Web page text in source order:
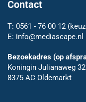
Contact
T: 0561 - 76 00 12
E: info@mediascape.nl
Bezoekadres (op
Koningin Julianaweg 32
8375 AC Oldemarkt